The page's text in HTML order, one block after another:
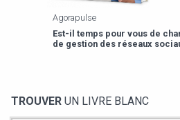
Agorapulse
Est-il temps pour vous de
de gestion des réseaux
TROUVER UN LIVRE BLANC